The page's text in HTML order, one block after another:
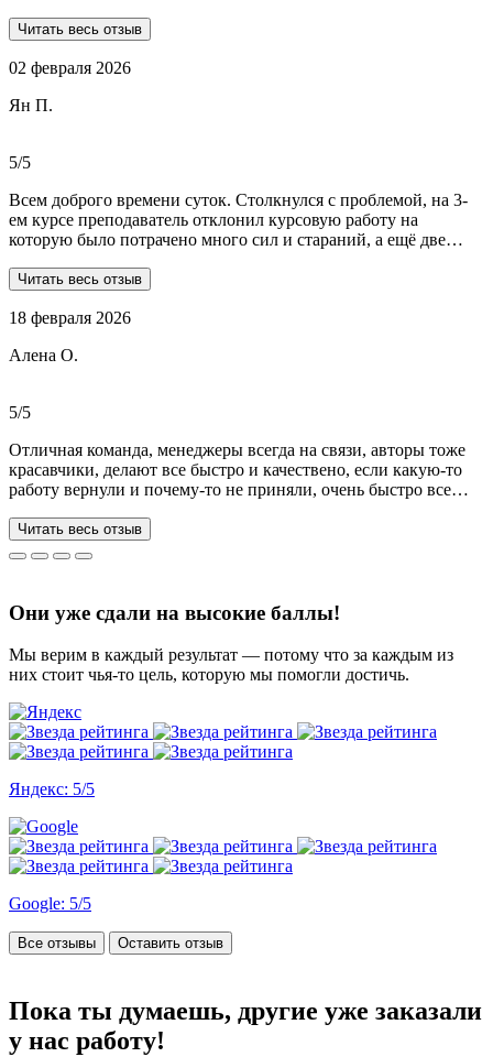
профессионалов.Условия,сроки были сразу оговорены и четко
уровне.А если возникали вопросы или проблемы,то помощь
помощь студентам,то только-сюда.Огромное спасибо!!!
Читать весь отзыв
02 февраля 2026
Ян П.
5/5
Всем доброго времени суток. Столкнулся с проблемой, на 3-
ем курсе преподаватель отклонил курсовую работу на
которую было потрачено много сил и стараний, а ещё две
обратился в Dist-help. Первый раз, были опасения и по срокам,
Ребята большие профессионалы, Алёна лучшая! Всё
Общение вызвало только позитивные эмоции. Все три работы
Читать весь отзыв
18 февраля 2026
Алена О.
5/5
Отличная команда, менеджеры всегда на связи, авторы тоже
красавчики, делают все быстро и качествено, если какую-то
работу вернули и почему-то не приняли, очень быстро все
за 3 недели, до последнего не верила, что такое возможно, но
все удалось. Спасибо, что вы есть))
Читать весь отзыв
Они уже сдали на высокие баллы!
Мы верим в каждый результат — потому что за каждым из
них стоит чья-то цель, которую мы помогли достичь.
Яндекс: 5/5
Google: 5/5
Все отзывы Оставить отзыв
Пока ты думаешь, другие уже заказали
у нас работу!